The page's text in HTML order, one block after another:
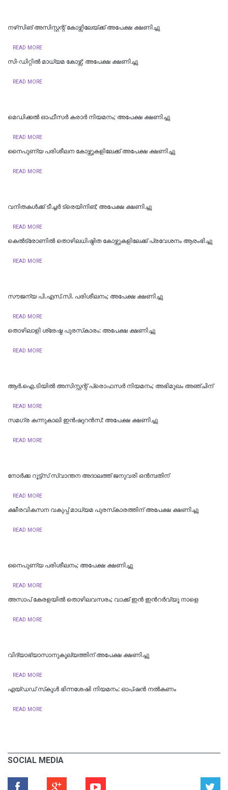
​നഴ്‌സിങ് അസിസ്റ്റന്റ് കോഴ്സിലേയ്ക്ക് അപേക്ഷ ക്ഷണിച്ചു
READ MORE
സി-ഡിറ്റിൽ മാധ്യമ കോഴ്സ്; അപേക്ഷ ക്ഷണിച്ചു
READ MORE
മെഡിക്കല്‍ ഓഫീസര്‍ കരാര്‍ നിയമനം; അപേക്ഷ ക്ഷണിച്ചു
READ MORE
നൈപുണ്യ പരിശീലന കോഴ്സുകളിലേക്ക് അപേക്ഷ ക്ഷണിച്ചു
READ MORE
വനിതകൾക്ക് ടീച്ചർ ട്രെയിനിങ്; അപേക്ഷ ക്ഷണിച്ചു
READ MORE
കെൽട്രോണിൽ തൊഴിലധിഷ്ഠിത കോഴ്സുകളിലേക്ക് പ്രവേശനം ആരംഭിച്ചു
READ MORE
സൗജന്യ പി.എസ്.സി. പരിശീലനം; അപേക്ഷ ക്ഷണിച്ചു
READ MORE
തൊഴിലാളി ശ്രേഷ്ഠ പുരസ്‌കാരം: അപേക്ഷ ക്ഷണിച്ചു
READ MORE
ആർ.ഐ.ടിയിൽ അസിസ്റ്റന്റ് പ്രൊഫസർ നിയമനം; അഭിമുഖം അഞ്ചിന്
READ MORE
സമഗ്ര കന്നുകാലി ഇന്‍ഷുറന്‍സ്: അപേക്ഷ ക്ഷണിച്ചു
READ MORE
നോര്‍ക്ക റൂട്ട്സ് സ്വാന്തന അദാലത്ത് ജനുവരി ഒന്‍മ്പതിന്
READ MORE
ക്ഷീരവികസന വകുപ്പ് മാധ്യമ പുരസ്‌കാരത്തിന് അപേക്ഷ ക്ഷണിച്ചു
READ MORE
നൈപുണ്യ പരിശീലനം; അപേക്ഷ ക്ഷണിച്ചു
READ MORE
അസാപ് കേരളയിൽ തൊഴിലവസരം; വാക്ക് ഇൻ ഇന്‍റർവ്യൂ നാളെ
READ MORE
വിദ്യാഭ്യാസാനുകൂല്യത്തിന് അപേക്ഷ ക്ഷണിച്ചു
READ MORE
എയ്ഡഡ് സ്‌കൂൾ ഭിന്നശേഷി നിയമനം: ഓപ്ഷൻ നൽകണം
READ MORE
SOCIAL MEDIA